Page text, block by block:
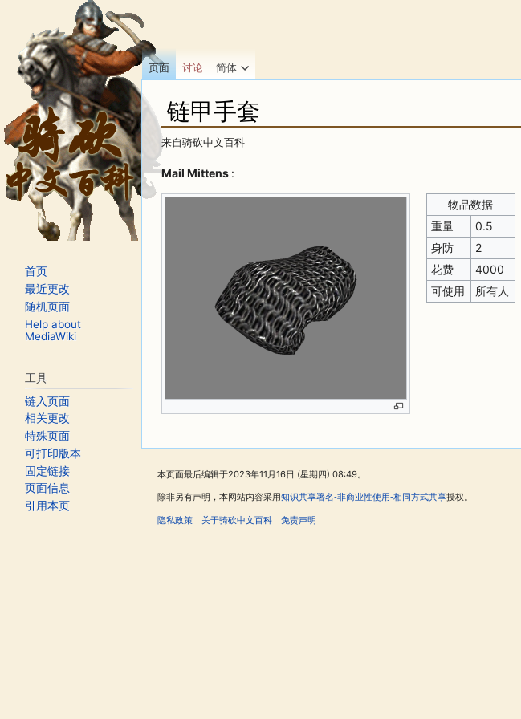
链甲手套
来自骑砍中文百科
跳转至：
Mail Mittens :
物品数据
重量
0.5
身防
2
花费
4000
可使用
所有人
页面 讨论 简体
首页
最近更改
随机页面
Help about
MediaWiki
工具
链入页面
相关更改
特殊页面
可打印版本
固定链接
页面信息
引用本页
本页面最后编辑于2023年11月16日 (星期四) 08:49。
除非另有声明，本网站内容采用知识共享署名-非商业性使用-相同方式共享授权。
隐私政策 关于骑砍中文百科 免责声明